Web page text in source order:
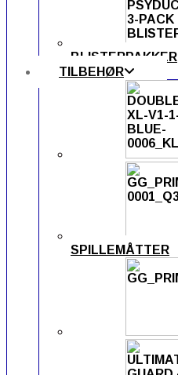
BLISTERPAKKER
TILBEHØR
SPILLEMÅTTER